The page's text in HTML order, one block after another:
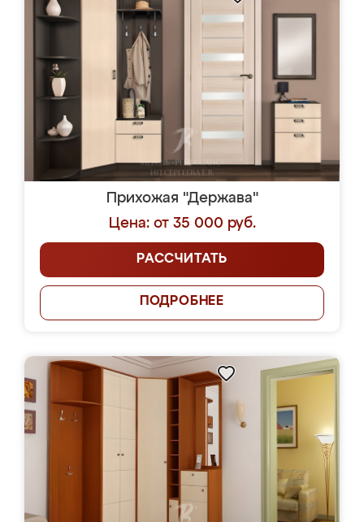
Прихожая "Держава"
Цена: от 35 000 руб.
РАССЧИТАТЬ
ПОДРОБНЕЕ